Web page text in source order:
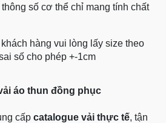
số cơ thể chỉ mang tính chất
hàng vui lòng lấy size theo
số cho phép +-1cm
áo thun đồng phục
cấp catalogue vải thực tế, tận